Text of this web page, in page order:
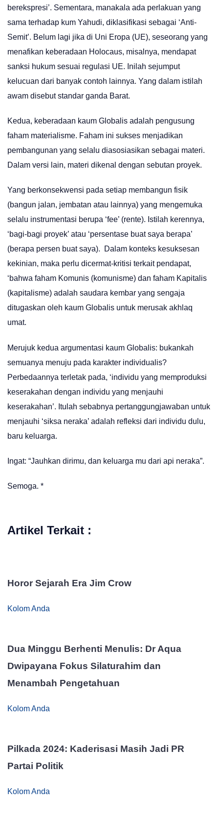
berekspresi’. Sementara, manakala ada perlakuan yang
sama terhadap kum Yahudi, diklasifikasi sebagai ‘Anti-
Semit’. Belum lagi jika di Uni Eropa (UE), seseorang yang
menafikan keberadaan Holocaus, misalnya, mendapat
sanksi hukum sesuai regulasi UE. Inilah sejumput
kelucuan dari banyak contoh lainnya. Yang dalam istilah
awam disebut standar ganda Barat.
Kedua, keberadaan kaum Globalis adalah pengusung
faham materialisme. Faham ini sukses menjadikan
pembangunan yang selalu diasosiasikan sebagai materi.
Dalam versi lain, materi dikenal dengan sebutan proyek.
Yang berkonsekwensi pada setiap membangun fisik
(bangun jalan, jembatan atau lainnya) yang mengemuka
selalu instrumentasi berupa ‘fee’ (rente). Istilah kerennya,
‘bagi-bagi proyek’ atau ‘persentase buat saya berapa’
(berapa persen buat saya). Dalam konteks kesuksesan
kekinian, maka perlu dicermat-kritisi terkait pendapat,
‘bahwa faham Komunis (komunisme) dan faham Kapitalis
(kapitalisme) adalah saudara kembar yang sengaja
ditugaskan oleh kaum Globalis untuk merusak akhlaq
umat.
Merujuk kedua argumentasi kaum Globalis: bukankah
semuanya menuju pada karakter individualis?
Perbedaannya terletak pada, ‘individu yang memproduksi
keserakahan dengan individu yang menjauhi
keserakahan’. Itulah sebabnya pertanggungjawaban untuk
menjauhi ‘siksa neraka’ adalah refleksi dari individu dulu,
baru keluarga.
Ingat: “Jauhkan dirimu, dan keluarga mu dari api neraka”.
Semoga. *
Artikel Terkait :
Horor Sejarah Era Jim Crow
Kolom Anda
Dua Minggu Berhenti Menulis: Dr Aqua
Dwipayana Fokus Silaturahim dan
Menambah Pengetahuan
Kolom Anda
Pilkada 2024: Kaderisasi Masih Jadi PR
Partai Politik
Kolom Anda